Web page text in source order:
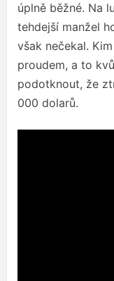
úplně běžné. Na
tehdejší manžel
však nečekal.
proudem, a to
podotknout, že
000 dolarů.